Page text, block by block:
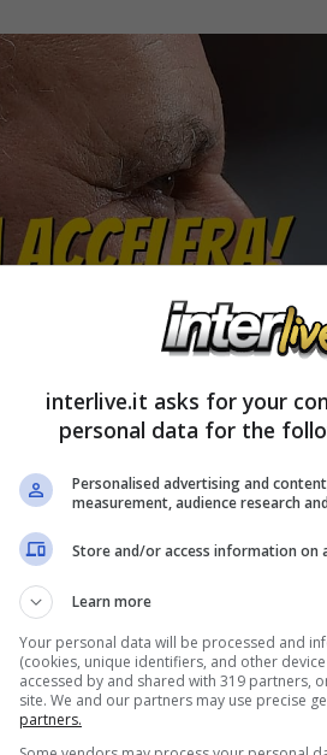
dal nord Europa
interlive.it asks for your
personal data for the
Personalised advertising and
measurement, audience research
Store and/or access information on
Learn more
Your personal data will be processed and
(cookies, unique identifiers, and other
accessed by and shared with 319 partners,
site. We and our partners may use precise
partners.